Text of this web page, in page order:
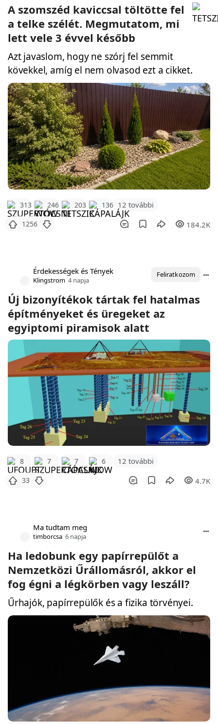
A szomszéd kaviccsal töltötte fel
a telke szélét. Megmutatom, mi
lett vele 3 évvel később
Azt javaslom, hogy ne szórj fel semmit
kövekkel, amíg el nem olvasod ezt a cikket.
313 246 203 136 12 további
1256 184.2K
Érdekességek és Tények
Klingstrom 4 napja
Feliratkozom
Új bizonyítékok tártak fel hatalmas
építményeket és üregeket az
egyiptomi piramisok alatt
8 7 7 6 12 további
33 4.7K
Ma tudtam meg
timborcsa 6 napja
Ha ledobunk egy papírrepülőt a
Nemzetközi Űrállomásról, akkor el
fog égni a légkörben vagy leszáll?
Űrhajók, papírrepülők és a fizika törvényei.